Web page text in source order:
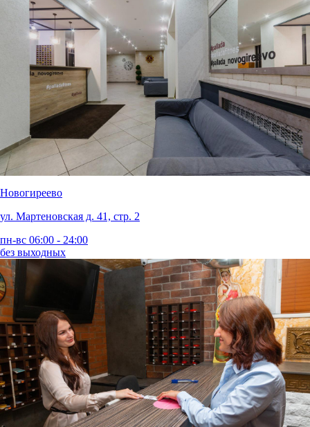
Новогиреево
ул. Мартеновская д. 41, стр. 2
пн-вс 06:00 - 24:00
без выходных